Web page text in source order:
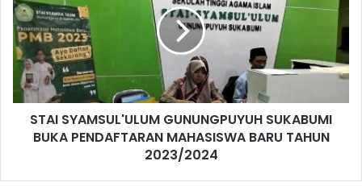
STAI SYAMSUL'ULUM GUNUNGPUYUH SUKABUMI
BUKA PENDAFTARAN MAHASISWA BARU TAHUN
2023/2024